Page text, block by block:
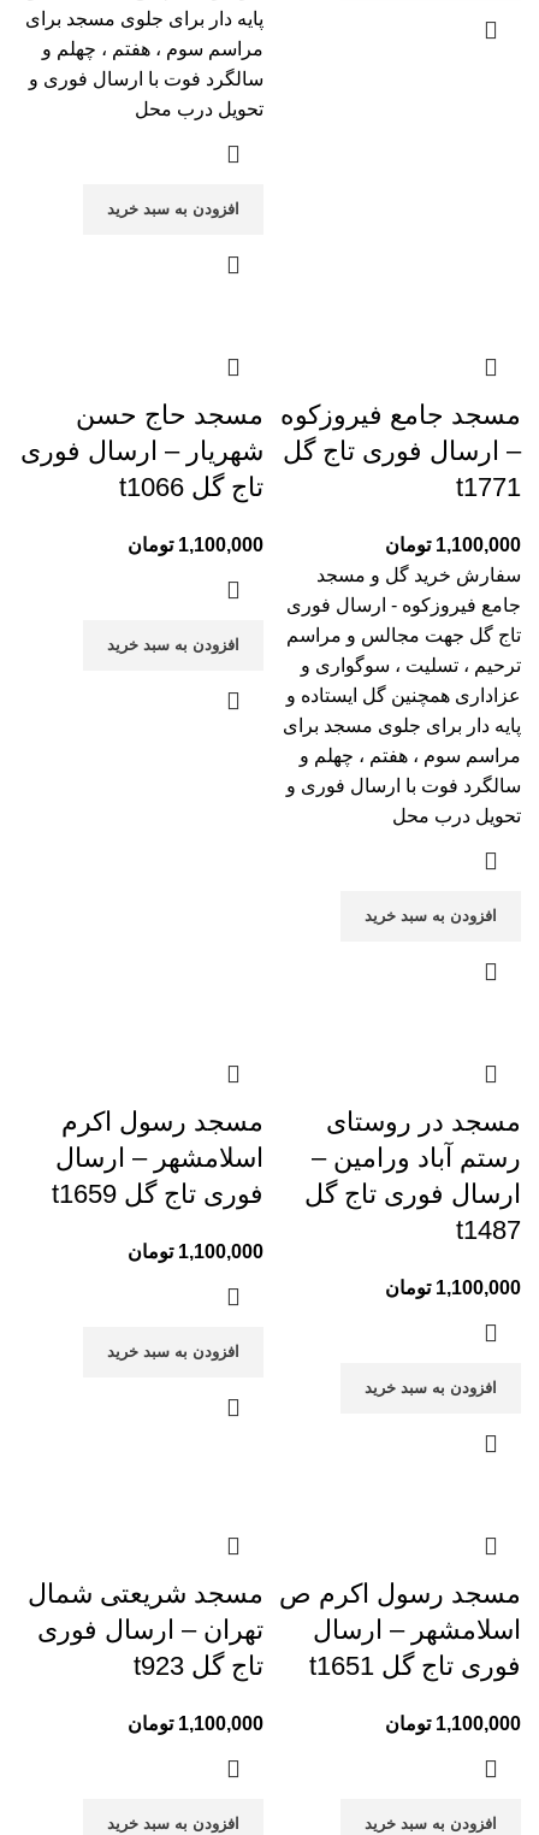
پایه دار برای جلوی مسجد برای
مراسم سوم ، هفتم ، چهلم و
سالگرد فوت با ارسال فوری و
تحویل درب محل
افزودن به سبد خرید
مسجد جامع فیروزکوه
– ارسال فوری تاج گل
t1771
1,100,000 تومان
سفارش خرید گل و مسجد
جامع فیروزکوه - ارسال فوری
تاج گل جهت مجالس و مراسم
ترحیم ، تسلیت ، سوگواری و
عزاداری همچنین گل ایستاده و
پایه دار برای جلوی مسجد برای
مراسم سوم ، هفتم ، چهلم و
سالگرد فوت با ارسال فوری و
تحویل درب محل
افزودن به سبد خرید
مسجد حاج حسن
شهریار – ارسال فوری
تاج گل t1066
1,100,000 تومان
افزودن به سبد خرید
مسجد در روستای
رستم آباد ورامین –
ارسال فوری تاج گل
t1487
1,100,000 تومان
افزودن به سبد خرید
مسجد رسول اکرم
اسلامشهر – ارسال
فوری تاج گل t1659
1,100,000 تومان
افزودن به سبد خرید
مسجد رسول اکرم ص
اسلامشهر – ارسال
فوری تاج گل t1651
1,100,000 تومان
افزودن به سبد خرید
مسجد شریعتی شمال
تهران – ارسال فوری
تاج گل t923
1,100,000 تومان
افزودن به سبد خرید